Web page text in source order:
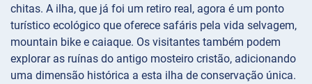
chitas. A ilha, que já foi um retiro real, agora é um ponto
turístico ecológico que oferece safáris pela vida selvagem,
mountain bike e caiaque. Os visitantes também podem
explorar as ruínas do antigo mosteiro cristão, adicionando
uma dimensão histórica a esta ilha de conservação única.